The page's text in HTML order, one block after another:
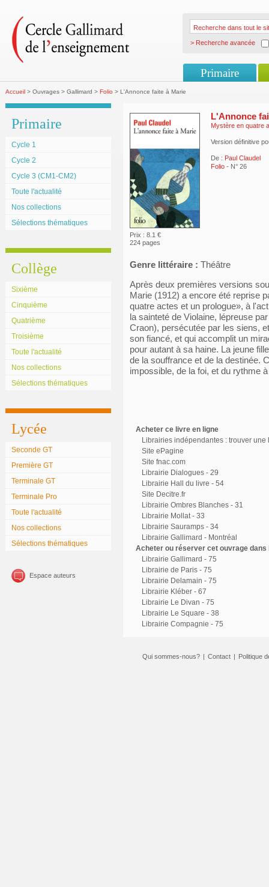
> Recherche avancée
Primaire
Accueil > Ouvrages > Gallimard > Folio > L'Annonce faite à Marie
Primaire
Cycle 1
Cycle 2
Cycle 3 (CM1-CM2)
Toute l'actualité
Nos collections
Sélections thématiques
Collège
Sixième
Cinquième
Quatrième
Troisième
Toute l'actualité
Nos collections
Sélections thématiques
Lycée
Seconde GT
Première GT
Terminale GT
Terminale Pro
Toute l'actualité
Nos collections
Sélections thématiques
Espace auteurs
Prix : 8.1 €
224 pages
L'Annonce
Mystère en quatre
Version définitive
De : Paul Claudel
Folio - N° 26
Genre littéraire : Théâtre
Après deux premières versions
Marie (1912) a encore été reprise
quatre actes et un prologue», à
la sainteté de Violaine, lépreuse
Craon), persécutée par les siens,
son fiancé, et qui accomplit un
pour autant à sa haine. La jeune
de la souffrance et de la destinée.
impossible, de la foi, et du rythme
Acheter ce livre en ligne
Librairies indépendantes : trouver une
Site ePagine
Site fnac.com
Librairie Dialogues - 29
Librairie Hall du livre - 54
Site Decitre.fr
Librairie Ombres Blanches - 31
Librairie Mollat - 33
Librairie Sauramps - 34
Librairie Gallimard - Montréal
Acheter ou réserver cet ouvrage
Librairie Gallimard - 75
Librairie de Paris - 75
Librairie Delamain - 75
Librairie Kléber - 67
Librairie Le Divan - 75
Librairie Le Square - 38
Librairie Compagnie - 75
Qui sommes-nous? | Contact | Politique